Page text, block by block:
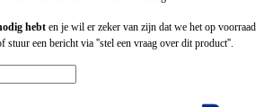
hebt en je wil er zeker van zijn dat we het op voorraad
stuur een bericht via ''stel een vraag over dit product''.